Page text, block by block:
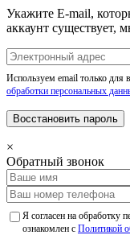
Укажите E-mail,
аккаунт существует,
Используем email только для
обработки персональных
Восстановить пароль
×
Обратный звонок
Я согласен на обработку
ознакомлен с Политикой